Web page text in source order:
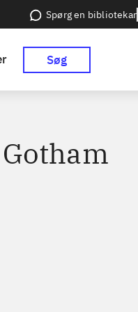
Spørg en bibliotekar
Søg